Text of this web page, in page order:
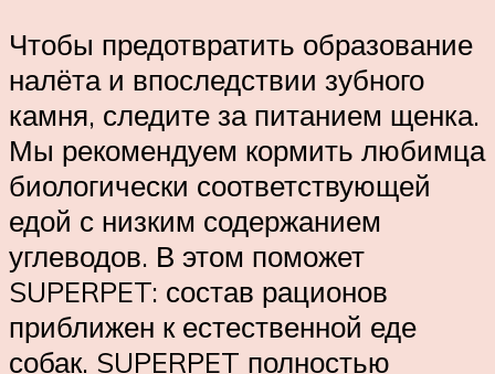
Чтобы предотвратить образование
налёта и впоследствии зубного
камня, следите за питанием щенка.
Мы рекомендуем кормить любимца
биологически соответствующей
едой с низким содержанием
углеводов. В этом поможет
SUPERPET: состав рационов
приближен к естественной еде
собак. SUPERPET полностью